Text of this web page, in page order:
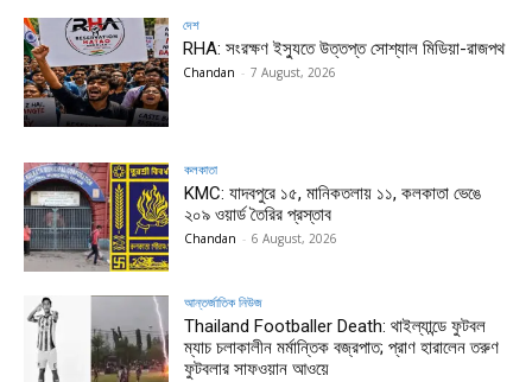
দেশ
RHA: সংরক্ষণ ইস্যুতে উত্তপ্ত সোশ্যাল মিডিয়া-রাজপথ
Chandan - 7 August, 2026
কলকাতা
KMC: যাদবপুরে ১৫, মানিকতলায় ১১, কলকাতা ভেঙে
২০৯ ওয়ার্ড তৈরির প্রস্তাব
Chandan - 6 August, 2026
আন্তর্জাতিক নিউজ
Thailand Footballer Death: থাইল্যান্ডে ফুটবল
ম্যাচ চলাকালীন মর্মান্তিক বজ্রপাত; প্রাণ হারালেন তরুণ
ফুটবলার সাফওয়ান আওয়ে